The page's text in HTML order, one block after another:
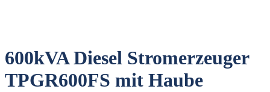
600kVA Diesel Stromerzeuger
TPGR600FS mit Haube